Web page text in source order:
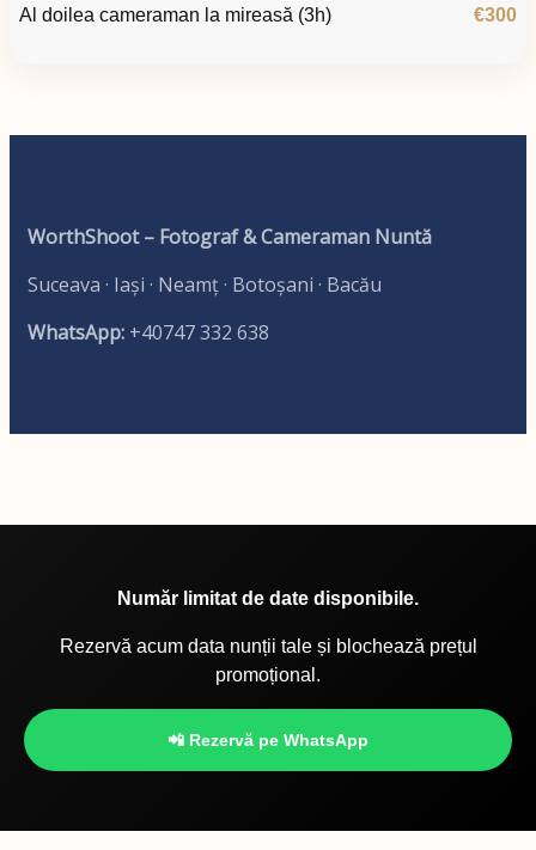
Al doilea cameraman la mireasă (3h)
€300
WorthShoot – Fotograf & Cameraman Nuntă
Suceava · Iași · Neamț · Botoșani · Bacău
WhatsApp: +40747 332 638
Număr limitat de date disponibile.
Rezervă acum data nunții tale și blochează prețul
promoțional.
📲 Rezervă pe WhatsApp